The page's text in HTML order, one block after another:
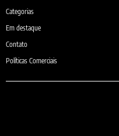
Categorias
Em destaque
Contato
Políticas Comerciais